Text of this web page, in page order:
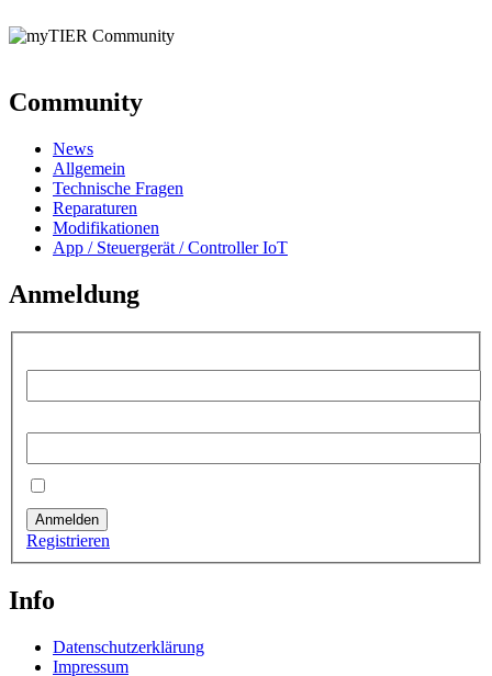
Community
News
Allgemein
Technische Fragen
Reparaturen
Modifikationen
App / Steuergerät / Controller IoT
Anmeldung
Anmelden
Registrieren
Info
Datenschutzerklärung
Impressum